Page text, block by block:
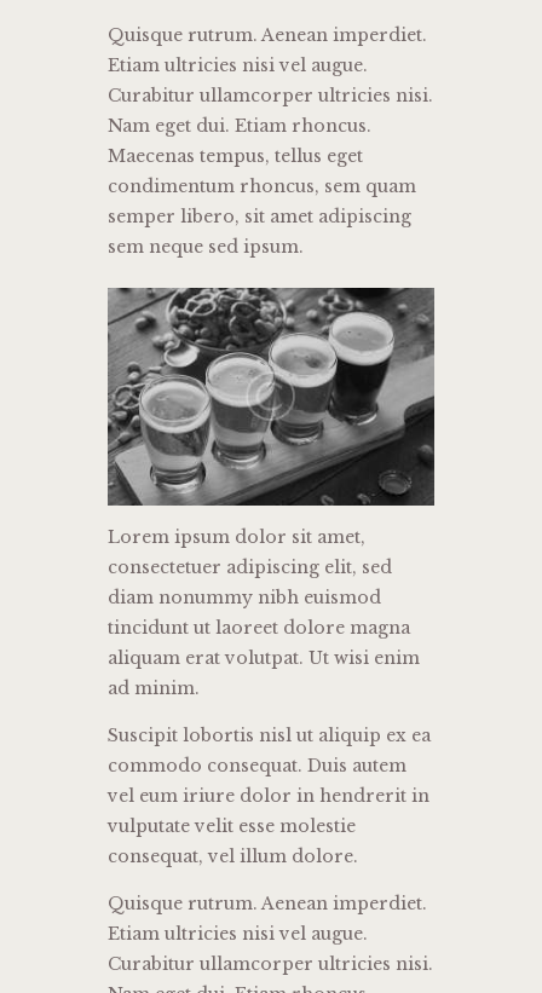
Quisque rutrum. Aenean imperdiet.
Etiam ultricies nisi vel augue.
Curabitur ullamcorper ultricies nisi.
Nam eget dui. Etiam rhoncus.
Maecenas tempus, tellus eget
condimentum rhoncus, sem quam
semper libero, sit amet adipiscing
sem neque sed ipsum.
Lorem ipsum dolor sit amet,
consectetuer adipiscing elit, sed
diam nonummy nibh euismod
tincidunt ut laoreet dolore magna
aliquam erat volutpat. Ut wisi enim
ad minim.
Suscipit lobortis nisl ut aliquip ex ea
commodo consequat. Duis autem
vel eum iriure dolor in hendrerit in
vulputate velit esse molestie
consequat, vel illum dolore.
Quisque rutrum. Aenean imperdiet.
Etiam ultricies nisi vel augue.
Curabitur ullamcorper ultricies nisi.